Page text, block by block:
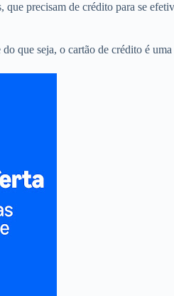
precisam de crédito para se
que seja, o cartão de crédito é